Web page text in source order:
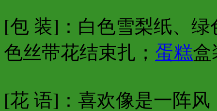
[包 装]：白色雪梨纸、
色丝带花结束扎； 蛋糕盒
[花 语]：喜欢像是一阵